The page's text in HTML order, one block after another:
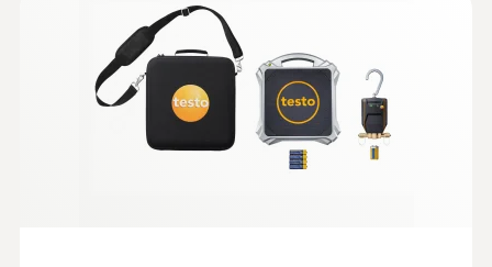
Testo et une grande robustesse
Configurations requises
requiert iOS 13.0 ou plus récent; requiert
Android 8.0 ou plus récent; requires mobile
end device with Bluetooth 4.2